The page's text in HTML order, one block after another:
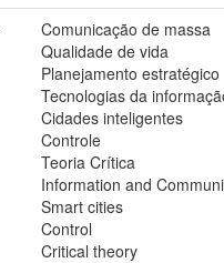
Comunicação de massa
Qualidade de vida
Planejamento estratégico
Tecnologias da
Cidades inteligentes
Controle
Teoria Crítica
Information and
Smart cities
Control
Critical theory